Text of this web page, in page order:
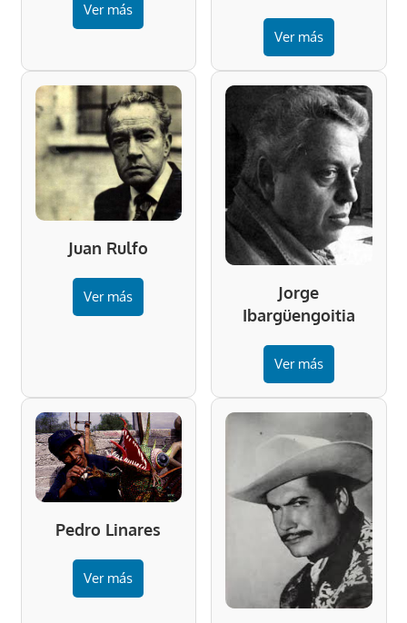
Ver más
Ver más
Juan Rulfo
Ver más
Jorge
Ibargüengoitia
Ver más
Pedro Linares
Ver más